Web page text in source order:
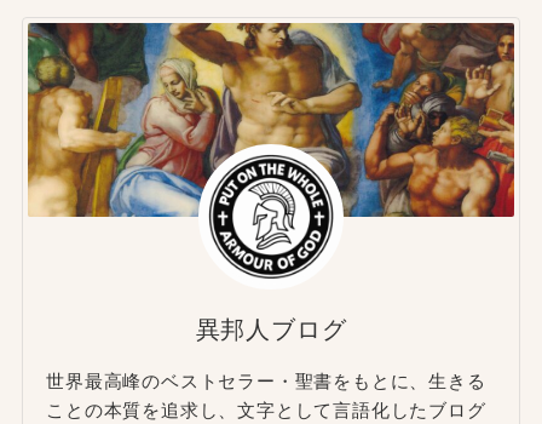
異邦人ブログ
世界最高峰のベストセラー・聖書をもとに、生きる
ことの本質を追求し、文字として言語化したブログ